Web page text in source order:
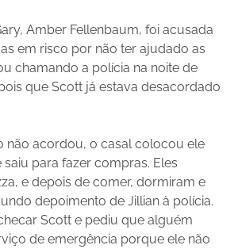
Amber Fellenbaum, foi acusada
em risco por não ter ajudado as
chamando a polícia na noite de
que Scott já estava desacordado
não acordou, o casal colocou ele
para fazer compras. Eles
e depois de comer, dormiram e
depoimento de Jillian à polícia.
Scott e pediu que alguém
de emergência porque ele não